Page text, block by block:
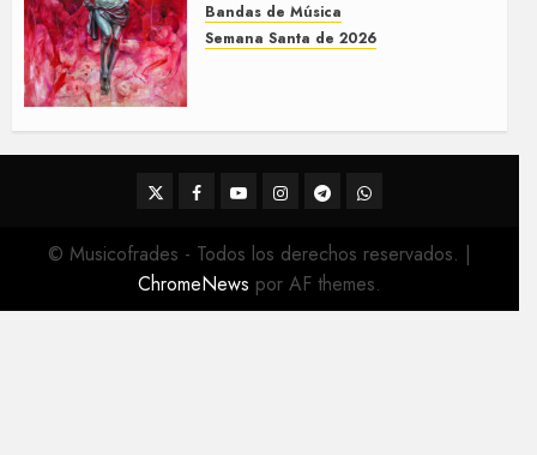
Bandas de Música
Semana Santa de 2026
22 DE FEBRERO DE 2026
0
TwitterFacebook
YoutubeInstagram
TelegramWhatsApp
© Musicofrades - Todos los derechos reservados. |
ChromeNews por AF themes.